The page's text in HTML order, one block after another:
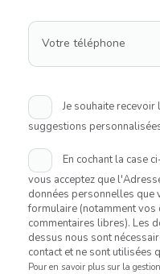
Votre téléphone
Je souhaite
suggestions
En cochant la case
vous acceptez que
données personnelles que
formulaire (notamment vos
commentaires libres). Les
dessus nous sont
contact et ne sont utilisées
Pour en savoir plus sur la